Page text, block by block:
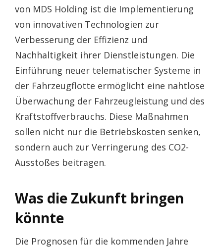
von MDS Holding ist die Implementierung
von innovativen Technologien zur
Verbesserung der Effizienz und
Nachhaltigkeit ihrer Dienstleistungen. Die
Einführung neuer telematischer Systeme in
der Fahrzeugflotte ermöglicht eine nahtlose
Überwachung der Fahrzeugleistung und des
Kraftstoffverbrauchs. Diese Maßnahmen
sollen nicht nur die Betriebskosten senken,
sondern auch zur Verringerung des CO2-
Ausstoßes beitragen.
Was die Zukunft bringen
könnte
Die Prognosen für die kommenden Jahre